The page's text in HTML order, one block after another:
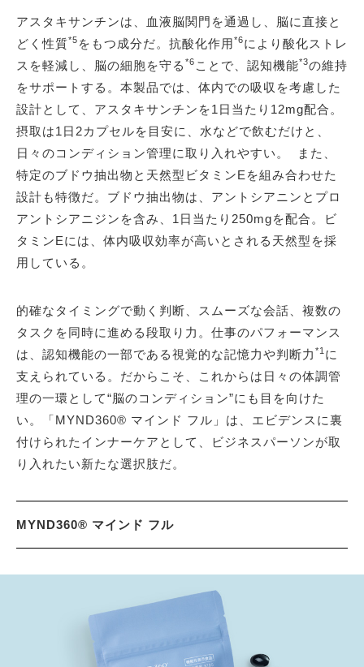
アスタキサンチンは、血液脳関門を通過し、脳に直接と
どく性質*5 をもつ成分だ。抗酸化作用*6により酸化ストレ
スを軽減し、脳の細胞を守る *6 ことで、認知機能*3の維持
をサポートする。本製品では、体内での吸収を考慮した
設計として、アスタキサンチンを1日当たり12mg配合。
摂取は1日2カプセルを目安に、水などで飲むだけと、
日々のコンディション管理に取り入れやすい。 また、
特定のブドウ抽出物と天然型ビタミンEを組み合わせた
設計も特徴だ。ブドウ抽出物は、アントシアニンとプロ
アントシアニジンを含み、1日当たり250mgを配合。ビ
タミンEには、体内吸収効率が高いとされる天然型を採
用している。
的確なタイミングで動く判断、スムーズな会話、複数の
タスクを同時に進める段取り力。仕事のパフォーマンス
は、認知機能の一部である視覚的な記憶力や判断力 *1に
支えられている。だからこそ、これからは日々の体調管
理の一環として“脳のコンディション”にも目を向けた
い。「MYND360® マインド フル」は、エビデンスに裏
付けられたインナーケアとして、ビジネスパーソンが取
り入れたい新たな選択肢だ。
MYND360® マインド フル